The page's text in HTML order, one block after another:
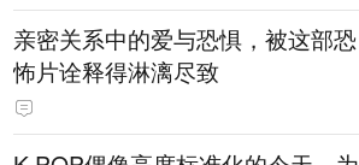
亲密关系中的爱与恐惧，被这部恐
怖片诠释得淋漓尽致